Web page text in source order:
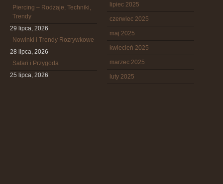
Piercing – Rodzaje, Techniki,
Trendy
29 lipca, 2026
Nowinki i Trendy Rozrywkowe
28 lipca, 2026
Safari i Przygoda
25 lipca, 2026
lipiec 2025
czerwiec 2025
maj 2025
kwiecień 2025
marzec 2025
luty 2025